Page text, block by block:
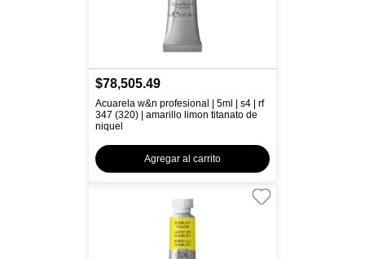
$78,505.49
Acuarela w&n profesional | 5ml | s4 | rf
347 (320) | amarillo limon titanato de
niquel
Agregar al carrito